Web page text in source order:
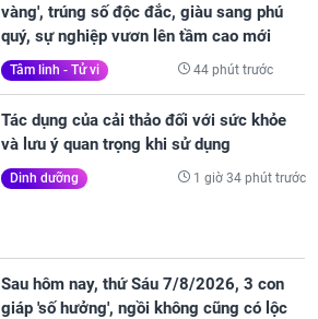
vàng', trúng số độc đắc, giàu sang phú
quý, sự nghiệp vươn lên tầm cao mới
Tâm linh - Tử vi 44 phút trước
Tác dụng của cải thảo đối với sức khỏe
và lưu ý quan trọng khi sử dụng
Dinh dưỡng 1 giờ 34 phút trước
Sau hôm nay, thứ Sáu 7/8/2026, 3 con
giáp 'số hưởng', ngồi không cũng có lộc